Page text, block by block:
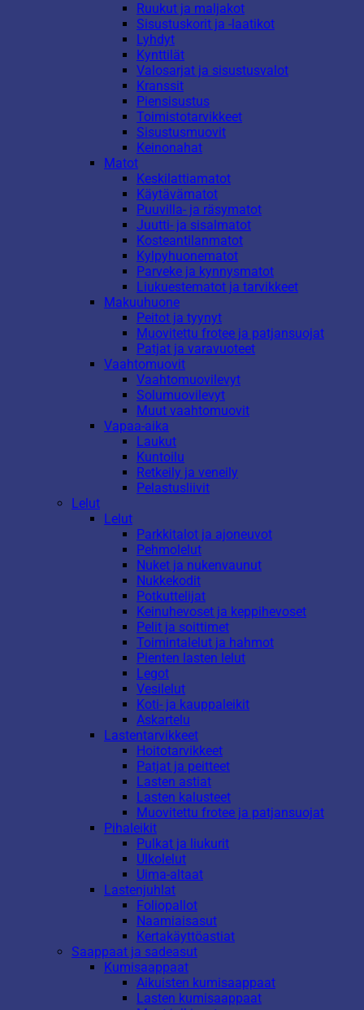
Ruukut ja maljakot
Sisustuskorit ja -laatikot
Lyhdyt
Kynttilät
Valosarjat ja sisustusvalot
Kranssit
Piensisustus
Toimistotarvikkeet
Sisustusmuovit
Keinonahat
Matot
Keskilattiamatot
Käytävämatot
Puuvilla- ja räsymatot
Juutti- ja sisalmatot
Kosteantilanmatot
Kylpyhuonematot
Parveke ja kynnysmatot
Liukuestematot ja tarvikkeet
Makuuhuone
Peitot ja tyynyt
Muovitettu frotee ja patjansuojat
Patjat ja varavuoteet
Vaahtomuovit
Vaahtomuovilevyt
Solumuovilevyt
Muut vaahtomuovit
Vapaa-aika
Laukut
Kuntoilu
Retkeily ja veneily
Pelastusliivit
Lelut
Lelut
Parkkitalot ja ajoneuvot
Pehmolelut
Nuket ja nukenvaunut
Nukkekodit
Potkuttelijat
Keinuhevoset ja keppihevoset
Pelit ja soittimet
Toimintalelut ja hahmot
Pienten lasten lelut
Legot
Vesilelut
Koti- ja kauppaleikit
Askartelu
Lastentarvikkeet
Hoitotarvikkeet
Patjat ja peitteet
Lasten astiat
Lasten kalusteet
Muovitettu frotee ja patjansuojat
Pihaleikit
Pulkat ja liukurit
Ulkolelut
Uima-altaat
Lastenjuhlat
Foliopallot
Naamiaisasut
Kertakäyttöastiat
Saappaat ja sadeasut
Kumisaappaat
Aikuisten kumisaappaat
Lasten kumisaappaat